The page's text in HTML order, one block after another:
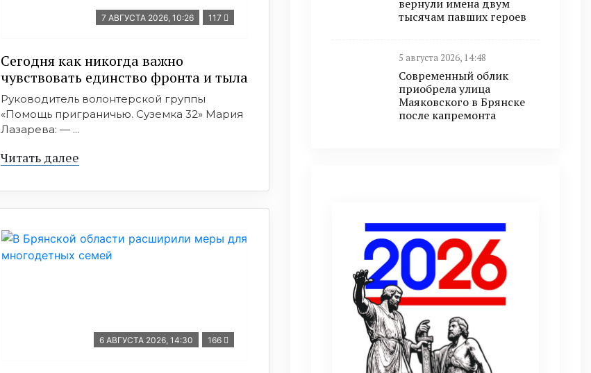
7 АВГУСТА 2026, 10:26 117
Сегодня как никогда важно
чувствовать единство фронта и тыла
Руководитель волонтерской группы
«Помощь приграничью. Суземка 32» Мария
Лазарева: — ...
Читать далее
6 АВГУСТА 2026, 14:30 166
вернули имена двум
тысячам павших героев
5 августа 2026, 14:48
Современный облик
приобрела улица
Маяковского в Брянске
после капремонта